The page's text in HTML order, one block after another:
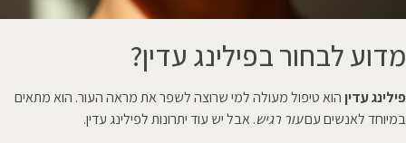
מדוע לבחור בפילינג עדין?
פילינג עדין הוא טיפול מעולה למי שרוצה לשפר את מראה העור. הוא מתאים
במיוחד לאנשים עםעור רגיש. אבל יש עוד יתרונות לפילינג עדין.